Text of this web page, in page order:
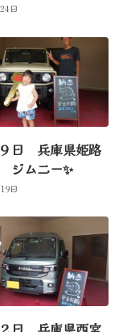
日
日 兵庫県姫路
ムニー✨
日